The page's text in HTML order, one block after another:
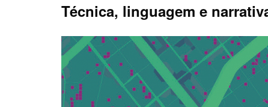
Técnica, linguagem e